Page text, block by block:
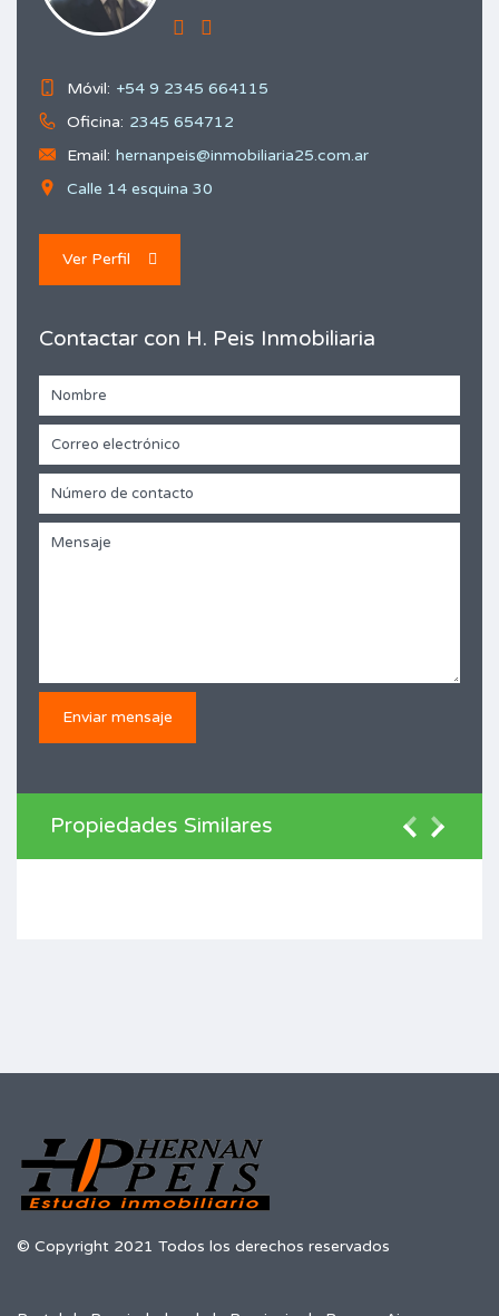
Móvil: +54 9 2345 664115
Oficina: 2345 654712
Email: hernanpeis@inmobiliaria25.com.ar
Calle 14 esquina 30
Ver Perfil
Contactar con H. Peis Inmobiliaria
Propiedades Similares
© Copyright 2021 Todos los derechos reservados